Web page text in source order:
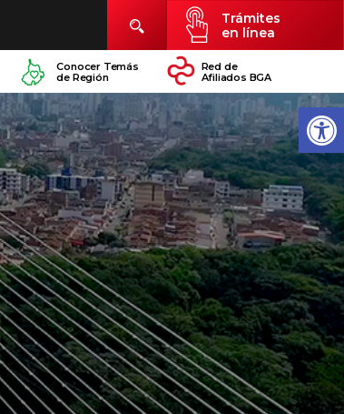
Trámites
en línea
Conocer Temás
de Región
Red de
Afiliados BGA